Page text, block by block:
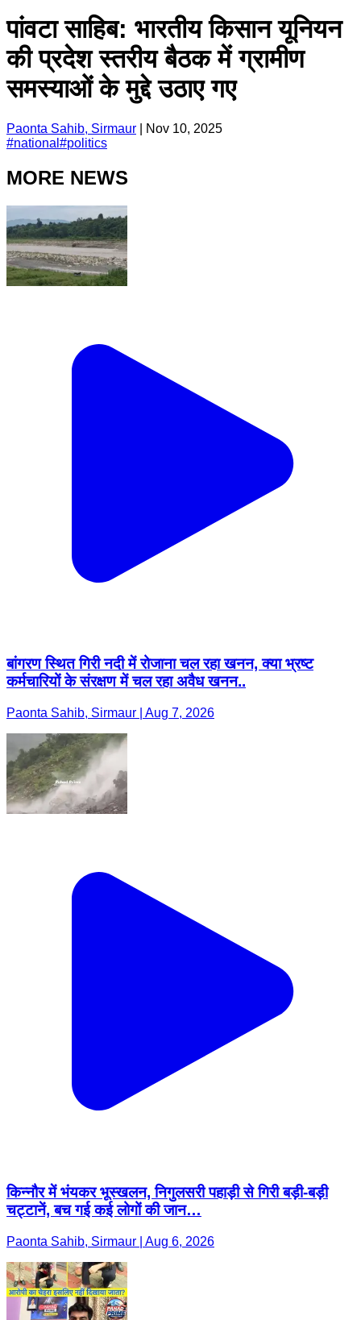
पांवटा साहिब: भारतीय किसान यूनियन
की प्रदेश स्तरीय बैठक में ग्रामीण
समस्याओं के मुद्दे उठाए गए
Paonta Sahib, Sirmaur
Nov 10, 2025
#national #politics
MORE NEWS
बांगरण स्थित गिरी नदी में रोजाना चल रहा खनन, क्या भ्रष्ट
कर्मचारियों के संरक्षण में चल रहा अवैध खनन..
Paonta Sahib, Sirmaur | Aug 7, 2026
किन्नौर में भंयकर भूस्खलन, निगुलसरी पहाड़ी से गिरी बड़ी-बड़ी
चट्टानें, बच गई कई लोगों की जान…
Paonta Sahib, Sirmaur | Aug 6, 2026